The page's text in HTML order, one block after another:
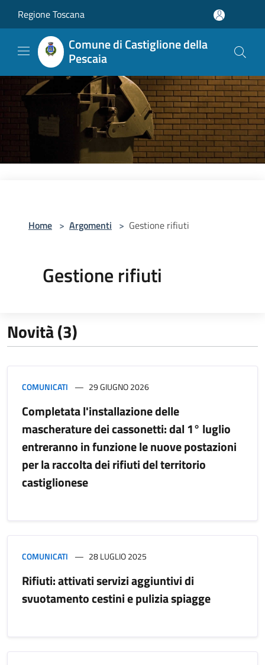
Regione Toscana
Comune di Castiglione della
Pescaia
Home > Argomenti > Gestione rifiuti
Gestione rifiuti
Novità (3)
COMUNICATI 29 GIUGNO 2026
Completata l'installazione delle
mascherature dei cassonetti: dal 1° luglio
entreranno in funzione le nuove postazioni
per la raccolta dei rifiuti del territorio
castiglionese
COMUNICATI 28 LUGLIO 2025
Rifiuti: attivati servizi aggiuntivi di
svuotamento cestini e pulizia spiagge